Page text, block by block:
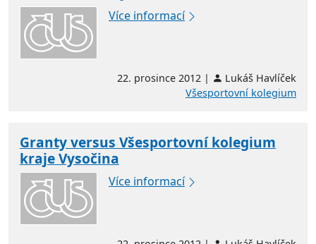
Více informací
22. prosince 2012 |
Lukáš Havlíček
Všesportovní kolegium
Granty versus Všesportovní kolegium
kraje Vysočina
Více informací